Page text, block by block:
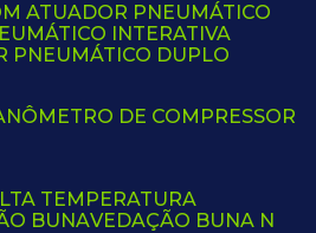
ATUADOR PNEUMÁTICO
INTERATIVA
PNEUMÁTICO DUPLO
DE COMPRESSOR
TEMPERATURA
BUNA VEDAÇÃO BUNA N